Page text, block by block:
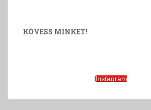
KÖVESS MINKET!
Instagram